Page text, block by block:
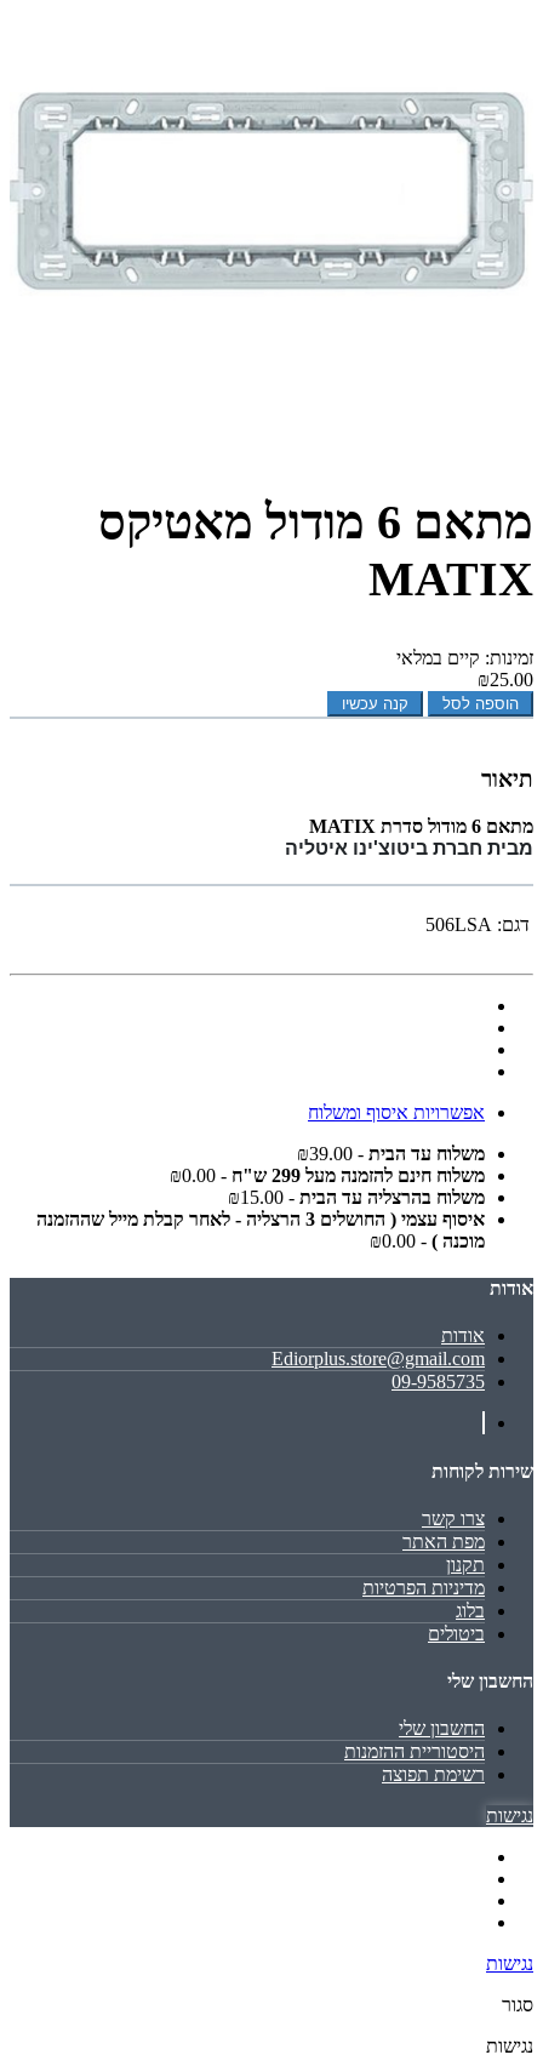
מתאם 6 מודול מאטיקס
MATIX
זמינות: קיים במלאי
₪25.00
הוספה לסל קנה עכשיו
תיאור
מתאם 6 מודול סדרת MATIX
מבית חברת ביטוצ'ינו איטליה
דגם: 506LSA
אפשרויות איסוף ומשלוח
משלוח עד הבית - ₪39.00
משלוח חינם להזמנה מעל 299 ש"ח
- ₪0.00
משלוח בהרצליה עד הבית - ₪15.00
איסוף עצמי ( החושלים 3 הרצליה - לאחר קבלת מייל שההזמנה
מוכנה ) - ₪0.00
אודות
אודות
Ediorplus.store@gmail.com
09-9585735
שירות לקוחות
צרו קשר
מפת האתר
תקנון
מדיניות הפרטיות
בלוג
ביטולים
החשבון שלי
החשבון שלי
היסטוריית ההזמנות
רשימת תפוצה
נגישות
נגישות
סגור
נגישות